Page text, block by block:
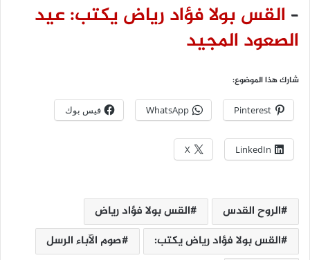
– القس بولا فؤاد رياض يكتب: عيد
الصعود المجيد
شارك هذا الموضوع:
Pinterest
WhatsApp فيس بوك
LinkedIn
X
الروح القدس
القس بولا فؤاد رياض
القس بولا فؤاد رياض يكتب:
صوم الآباء الرسل